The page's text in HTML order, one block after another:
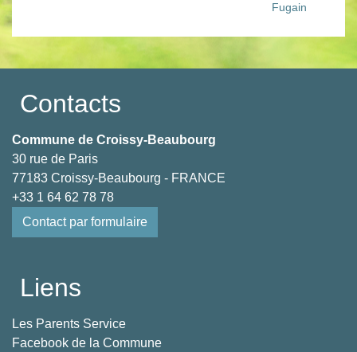
Fugain
Contacts
Commune de Croissy-Beaubourg
30 rue de Paris
77183 Croissy-Beaubourg - FRANCE
+33 1 64 62 78 78
Contact par formulaire
Liens
Les Parents Service
Facebook de la Commune